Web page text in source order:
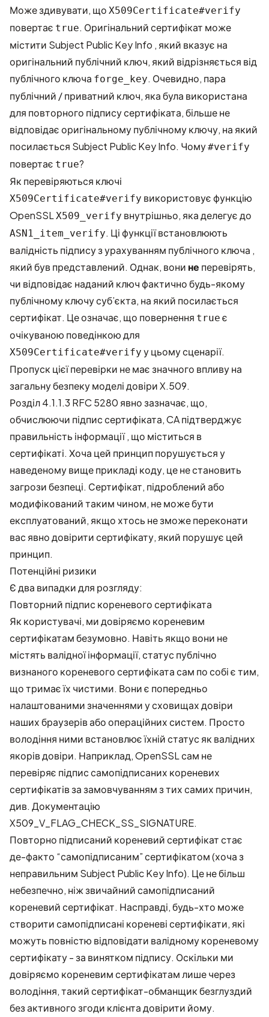
Може здивувати, що X509Certificate#verify
повертає true. Оригінальний сертифікат може
містити Subject Public Key Info , який вказує на
оригінальний публічний ключ, який відрізняється від
публічного ключа forge_key. Очевидно, пара
публічний / приватний ключ, яка була використана
для повторного підпису сертифіката, більше не
відповідає оригінальному публічному ключу, на який
посилається Subject Public Key Info. Чому#verify
повертає true?
Як перевіряються ключі
X509Certificate#verify використовує функцію
OpenSSL X509_verify внутрішньо, яка делегує до
ASN1_item_verify. Ці функції встановлюють
валідність підпису з урахуванням публічного ключа ,
який був представлений. Однак, вони не перевірять,
чи відповідає наданий ключ фактично будь-якому
публічному ключу суб’єкта, на який посилається
сертифікат. Це означає, що повернення true є
очікуваною поведінкою для
X509Certificate#verify у цьому сценарії.
Пропуск цієї перевірки не має значного впливу на
загальну безпеку моделі довіри X.509.
Розділ 4.1.1.3 RFC 5280 явно зазначає, що,
обчислюючи підпис сертифіката, CA підтверджує
правильність інформації , що міститься в
сертифікаті. Хоча цей принцип порушується у
наведеному вище прикладі коду, це не становить
загрози безпеці. Сертифікат, підроблений або
модифікований таким чином, не може бути
експлуатований, якщо хтось не зможе переконати
вас явно довірити сертифікату, який порушує цей
принцип.
Потенційні ризики
Є два випадки для розгляду:
Повторний підпис кореневого сертифіката
Як користувачі, ми довіряємо кореневим
сертифікатам безумовно. Навіть якщо вони не
містять валідної інформації, статус публічно
визнаного кореневого сертифіката сам по собі є тим,
що тримає їх чистими. Вони є попередньо
налаштованими значеннями у сховищах довіри
наших браузерів або операційних систем. Просто
володіння ними встановлює їхній статус як валідних
якорів довіри. Наприклад, OpenSSL сам не
перевіряє підпис самопідписаних кореневих
сертифікатів за замовчуванням з тих самих причин,
див. Документацію
X509_V_FLAG_CHECK_SS_SIGNATURE.
Повторно підписаний кореневий сертифікат стає
де-факто “самопідписаним” сертифікатом (хоча з
неправильним Subject Public Key Info). Це не більш
небезпечно, ніж звичайний самопідписаний
кореневий сертифікат. Насправді, будь-хто може
створити самопідписані кореневі сертифікати, які
можуть повністю відповідати валідному кореневому
сертифікату - за винятком підпису. Оскільки ми
довіряємо кореневим сертифікатам лише через
володіння, такий сертифікат-обманщик безглуздий
без активного згоди клієнта довірити йому.